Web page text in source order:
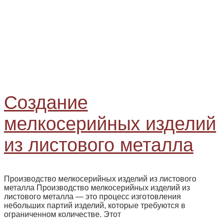
Создание
мелкосерийных изделий
из листового металла
Производство мелкосерийных изделий из листового
металла Производство мелкосерийных изделий из
листового металла — это процесс изготовления
небольших партий изделий, которые требуются в
ограниченном количестве. Этот